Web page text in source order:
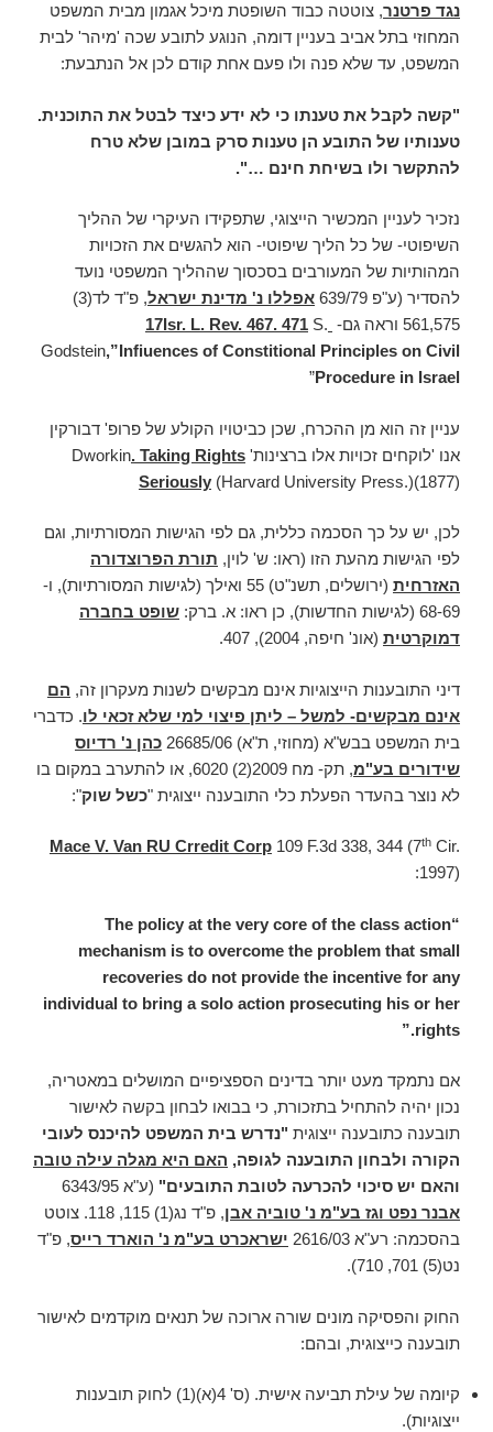
נגד פרטנר, צוטטה כבוד השופטת מיכל אגמון מבית המשפט
המחוזי בתל אביב בעניין דומה, הנוגע לתובע שכה 'מיהר' לבית
המשפט, עד שלא פנה ולו פעם אחת קודם לכן אל הנתבעת:
"קשה לקבל את טענתו כי לא ידע כיצד לבטל את התוכנית.
טענותיו של התובע הן טענות סרק במובן שלא טרח
להתקשר ולו בשיחת חינם …".
נזכיר לעניין המכשיר הייצוגי, שתפקידו העיקרי של ההליך
השיפוטי- של כל הליך שיפוטי- הוא להגשים את הזכויות
המהותיות של המעורבים בסכסוך שההליך המשפטי נועד
להסדיר (ע"פ 639/79
אפללו נ' מדינת ישראל
, פ"ד לד(3)
561,575 וראה גם-
S.
Godstein,”Infiuences of Constitional Principles on Civil
Procedure in Israel
”
עניין זה הוא מן ההכרח, שכן כביטויו הקולע של פרופ' דבורקין
אנו 'לוקחים זכויות אלו ברצינות' Dworkin . Taking Rights
Seriously (Harvard University Press.)(1877)
לכן, יש על כך הסכמה כללית, גם לפי הגישות המסורתיות, וגם
לפי הגישות מהעת הזו (ראו: ש' לוין, תורת הפרוצדורה
האזרחית
(ירושלים, תשנ"ט) 55 ואילך (לגישות המסורתיות), ו-
68-69 (לגישות החדשות), כן ראו: א. ברק:
שופט בחברה
דמוקרטית (אונ' חיפה, 2004), 407.
דיני התובענות הייצוגיות אינם מבקשים לשנות מעקרון זה, הם
אינם מבקשים- למשל – ליתן פיצוי למי שלא זכאי לו. כדברי
בית המשפט בבש"א (מחוזי, ת"א) 26685/06
כהן נ' רדיוס
שידורים בע"מ
, תק- מח 2009(2) 6020, או להתערב במקום בו
לא נוצר בהעדר הפעלת כלי התובענה ייצוגית "כשל שוק":
Mace V. Van RU Crredit Corp 109 F.3d 338, 344 (7th Cir.
1997):
“The policy at the very core of the class action
mechanism is to overcome the problem that small
recoveries do not provide the incentive for any
individual to bring a solo action prosecuting his or her
rights.”
אם נתמקד מעט יותר בדינים הספציפיים המושלים במאטריה,
נכון יהיה להתחיל בתזכורת, כי בבואו לבחון בקשה לאישור
תובענה כתובענה ייצוגית "נדרש בית המשפט להיכנס לעובי
הקורה ולבחון התובענה לגופה, האם היא מגלה עילה טובה
והאם יש סיכוי להכרעה לטובת התובעים" (ע"א 6343/95
אבנר נפט וגז בע"מ נ' טוביה אבן
, פ"ד נג(1) 115, 118. צוטט
בהסכמה: רע"א 2616/03
ישראכרט בע"מ נ' הוארד רייס, פ"ד
נט(5) 701, 710).
החוק והפסיקה מונים שורה ארוכה של תנאים מוקדמים לאישור
תובענה כייצוגית, ובהם:
קיומה של עילת תביעה אישית. (ס' 4(א)(1) לחוק תובענות
ייצוגיות).